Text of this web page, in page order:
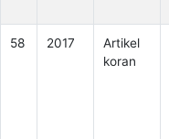
58 2017
Artikel
koran